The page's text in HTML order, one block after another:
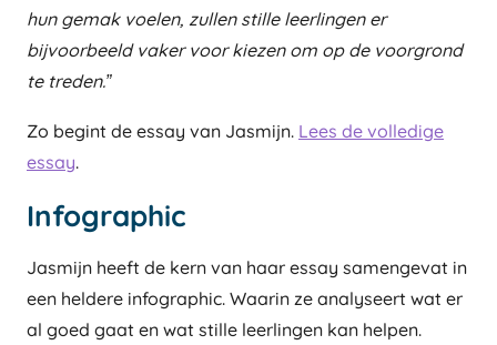
hun gemak voelen, zullen stille leerlingen er
bijvoorbeeld vaker voor kiezen om op de voorgrond
te treden.”
Zo begint de essay van Jasmijn. Lees de volledige
essay.
Infographic
Jasmijn heeft de kern van haar essay samengevat in
een heldere infographic. Waarin ze analyseert wat er
al goed gaat en wat stille leerlingen kan helpen.